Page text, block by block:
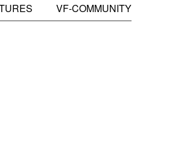
VF-COMMUNITY